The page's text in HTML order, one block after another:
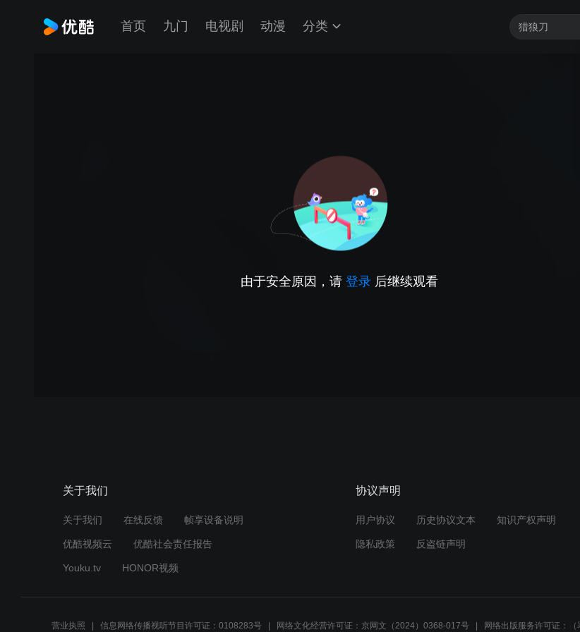
首页 九门 电视剧 动漫 分类
由于安全原因，请 登录 后继续观看
关于我们
关于我们 在线反馈 帧享设备说明
优酷视频云 优酷社会责任报告
Youku.tv HONOR视频
协议声明
用户协议 历史协议文本 知识产权声明
隐私政策 反盗链声明
营业执照 信息网络传播视听节目许可证：0108283号 网络文化经营许可证：京网文（2024）0368-017号 网络出版服务许可证：